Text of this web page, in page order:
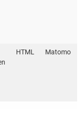
Wärmenetzen in
HTML Matomo